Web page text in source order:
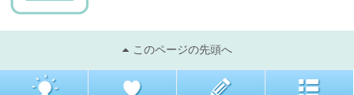
このページの先頭へ